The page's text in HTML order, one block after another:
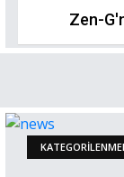
Zen-